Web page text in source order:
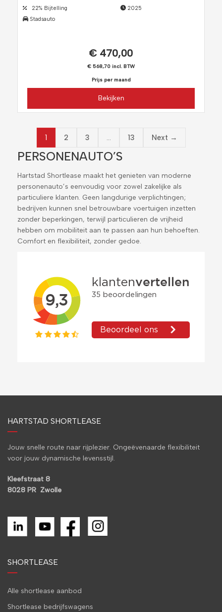
22% Bijtelling
Stadsauto
2025
€ 470,00
€ 568,70 incl. BTW
Prijs per maand
Bekijken
1 2 3 … 13 Next →
PERSONENAUTO’S
Hartstad Shortlease maakt het genieten van moderne
personenauto’s eenvoudig voor zowel zakelijke als
particuliere klanten. Geen langdurige verplichtingen;
bedrijven kunnen snel betrouwbare voertuigen inzetten
zonder beperkingen, terwijl particulieren de vrijheid
hebben om mobiliteit aan te passen aan hun behoeften.
Comfort en flexibiliteit, zonder gedoe.
HARTSTAD SHORTLEASE
Jouw snelle route naar rijplezier. Ongeëvenaarde flexibiliteit
voor jouw dynamische levensstijl.
Kleefstraat 8
8028 PR Zwolle
SHORTLEASE
Alle shortlease aanbod
Shortlease bedrijfswagens